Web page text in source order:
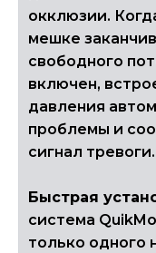
окклюзии.
мешке
свободного
включен,
давления
проблемы и
сигнал тревоги.
Быстрая
система
только одного